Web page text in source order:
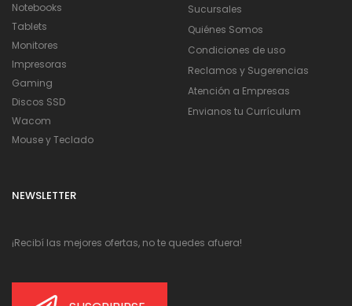
Notebooks
Tablets
Monitores
Impresoras
Gaming
Discos SSD
Wacom
Mouse y Teclado
Sucursales
Quiénes Somos
Condiciones de uso
Reclamos y Sugerencias
Atención a Empresas
Envianos tu Currículum
NEWSLETTER
¡Recibí las mejores ofertas, no te quedes afuera!